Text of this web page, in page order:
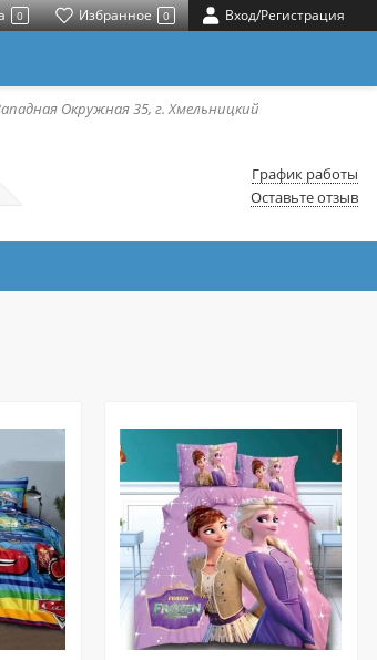
0 Избранное 0 Вход/Регистрация
Окружная 35, г. Хмельницкий
График работы
Оставьте отзыв